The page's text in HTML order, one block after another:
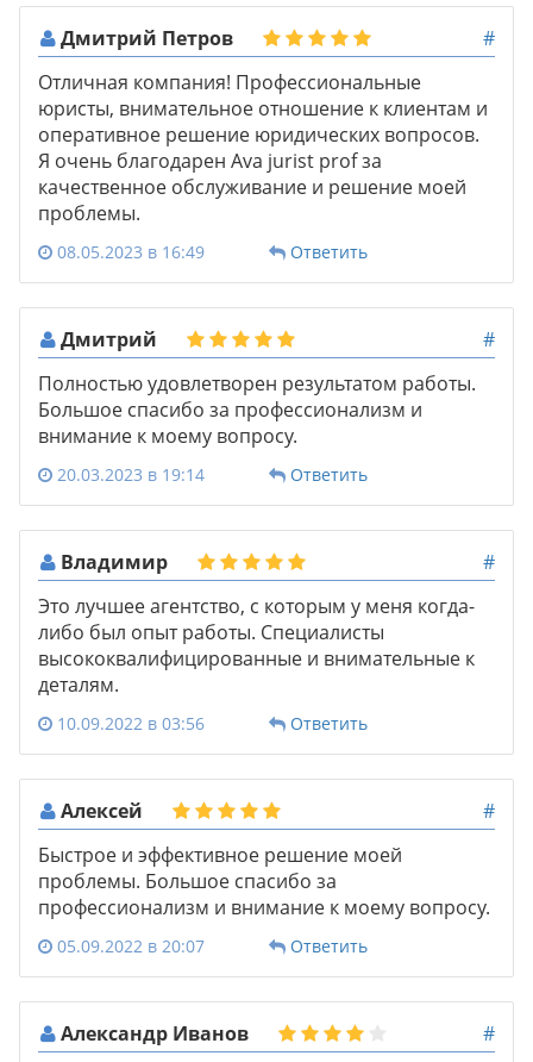
Дмитрий Петров
#
Отличная компания! Профессиональные
юристы, внимательное отношение к клиентам и
оперативное решение юридических вопросов.
Я очень благодарен Ava jurist prof за
качественное обслуживание и решение моей
проблемы.
08.05.2023 в 16:49 Ответить
Дмитрий
#
Полностью удовлетворен результатом работы.
Большое спасибо за профессионализм и
внимание к моему вопросу.
20.03.2023 в 19:14 Ответить
Владимир
#
Это лучшее агентство, с которым у меня когда-
либо был опыт работы. Специалисты
высококвалифицированные и внимательные к
деталям.
10.09.2022 в 03:56 Ответить
Алексей
#
Быстрое и эффективное решение моей
проблемы. Большое спасибо за
профессионализм и внимание к моему вопросу.
05.09.2022 в 20:07 Ответить
Александр Иванов
#